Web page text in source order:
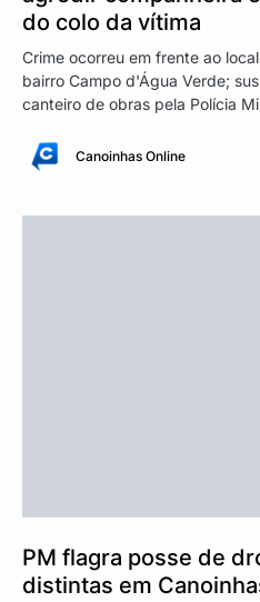
do colo da vítima
Crime ocorreu em frente ao
bairro Campo d'Água Verde;
canteiro de obras pela Polícia
Canoinhas Online
PM flagra posse de
distintas em